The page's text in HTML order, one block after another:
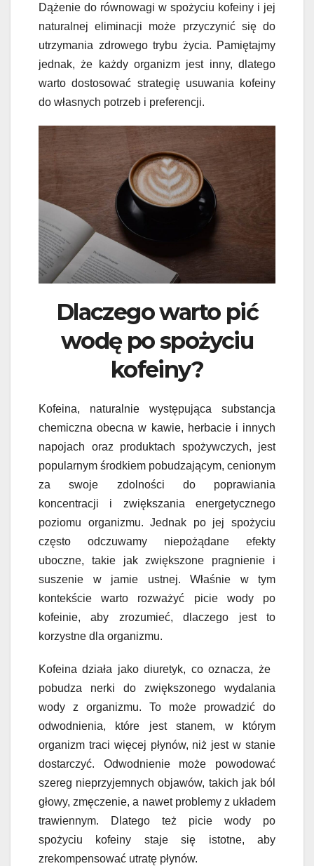
Dążenie do równowagi w spożyciu kofeiny i jej
naturalnej eliminacji może przyczynić się do
utrzymania zdrowego trybu życia. Pamiętajmy
jednak, że każdy organizm jest inny, dlatego
warto dostosować strategię usuwania kofeiny
do własnych potrzeb i preferencji.
Dlaczego warto pić
wodę po spożyciu
kofeiny?
Kofeina, naturalnie występująca substancja
chemiczna obecna w kawie, herbacie i innych
napojach oraz produktach spożywczych, jest
popularnym środkiem pobudzającym, cenionym
za swoje zdolności do poprawiania
koncentracji i zwiększania energetycznego
poziomu organizmu. Jednak po jej spożyciu
często odczuwamy niepożądane efekty
uboczne, takie jak zwiększone pragnienie i
suszenie w jamie ustnej. Właśnie w tym
kontekście warto rozważyć picie wody po
kofeinie, aby zrozumieć, dlaczego jest to
korzystne dla organizmu.
Kofeina działa jako diuretyk, co oznacza, że ​​
pobudza nerki do zwiększonego wydalania
wody z organizmu. To może prowadzić do
odwodnienia, które jest stanem, w którym
organizm traci więcej płynów, niż jest w stanie
dostarczyć. Odwodnienie może powodować
szereg nieprzyjemnych objawów, takich jak ból
głowy, zmęczenie, a nawet problemy z układem
trawiennym. Dlatego też picie wody po
spożyciu kofeiny staje się istotne, aby
zrekompensować utratę płynów.